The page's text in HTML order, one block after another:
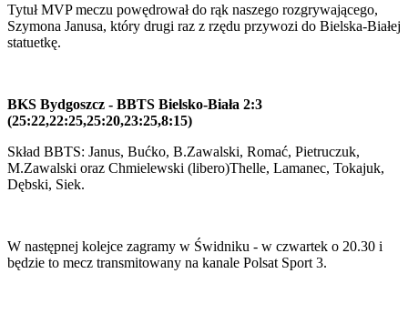
Tytuł MVP meczu powędrował do rąk naszego rozgrywającego,
Szymona Janusa, który drugi raz z rzędu przywozi do Bielska-Białej
statuetkę.
BKS Bydgoszcz - BBTS Bielsko-Biała 2:3
(25:22,22:25,25:20,23:25,8:15)
Skład BBTS: Janus, Bućko, B.Zawalski, Romać, Pietruczuk,
M.Zawalski oraz Chmielewski (libero)Thelle, Lamanec, Tokajuk,
Dębski, Siek.
W następnej kolejce zagramy w Świdniku - w czwartek o 20.30 i
będzie to mecz transmitowany na kanale Polsat Sport 3.